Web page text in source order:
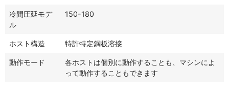
冷間圧延モデ
ル
150-180
ホスト構造 特許特定鋼板溶接
動作モード
各ホストは個別に動作することも、マシンによ
って動作することもできます